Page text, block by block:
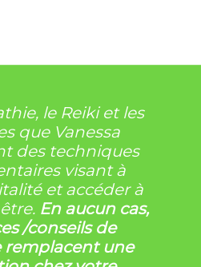
le Reiki et les
que Vanessa
des techniques
visant à
et accéder à
En aucun cas,
/conseils de
remplacent une